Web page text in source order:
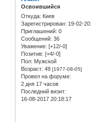
Освоившийся
Откуда: Киев
Зарегистрирован: 19-02-
Приглашений: 0
Сообщений: 36
Уважение: [+12/-0]
Позитив: [+4/-0]
Пол: Мужской
Возраст: 49 [1977-08-05]
Провел на форуме:
2 дня 17 часов
Последний визит:
16-08-2017 20:18:17